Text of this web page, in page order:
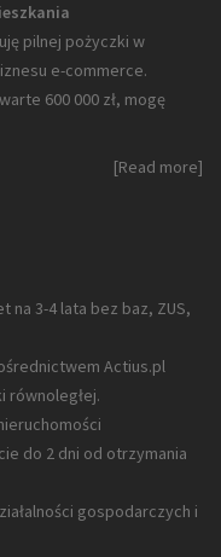
pilnej pożyczki w
e-commerce.
600 000 zł, mogę
[Read more]
na 3-4 lata bez baz, ZUS,
Actius.pl
równoległej.
do 2 dni od otrzymania
gospodarczych i